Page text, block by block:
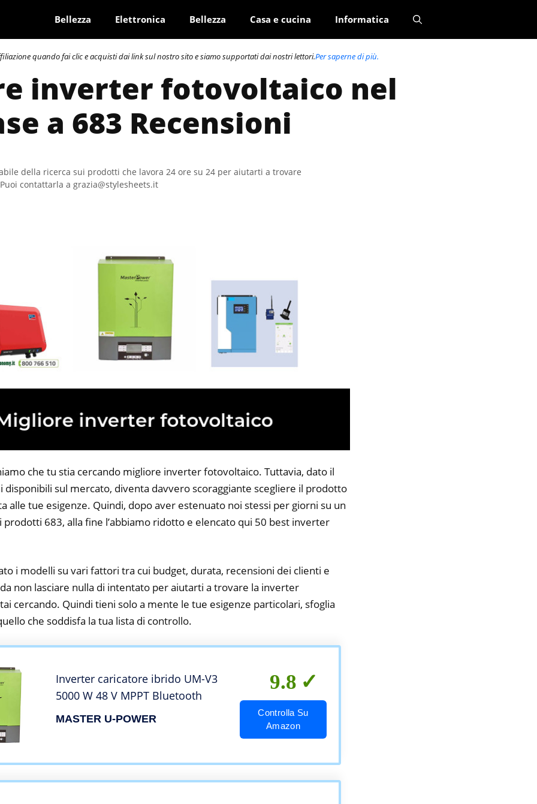
Bellezza Elettronica Bellezza Casa e cucina Informatica
quando fai clic e acquisti dai link sul nostro sito e siamo supportati dai nostri lettori.Per saperne di più.
inverter fotovoltaico nel
a 683 Recensioni
della ricerca sui prodotti che lavora 24 ore su 24 per aiutarti a trovare
contattarla a grazia@stylesheets.it
che tu stia cercando migliore inverter fotovoltaico. Tuttavia, dato il
disponibili sul mercato, diventa davvero scoraggiante scegliere il prodotto
alle tue esigenze. Quindi, dopo aver estenuato noi stessi per giorni su un
683, alla fine l’abbiamo ridotto e elencato qui 50 best inverter
i modelli su vari fattori tra cui budget, durata, recensioni dei clienti e
non lasciare nulla di intentato per aiutarti a trovare la inverter
cercando. Quindi tieni solo a mente le tue esigenze particolari, sfoglia
che soddisfa la tua lista di controllo.
Inverter caricatore ibrido UM-V3
5000 W 48 V MPPT Bluetooth
MASTER U-POWER
9.8
Controlla Su
Amazon